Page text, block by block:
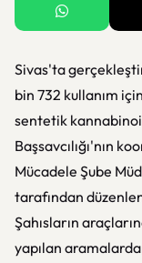
Sivas'ta
bin 732 kullanım
sentetik
Başsavcılığı'nın
Mücadele Şube
tarafından
Şahısların
yapılan